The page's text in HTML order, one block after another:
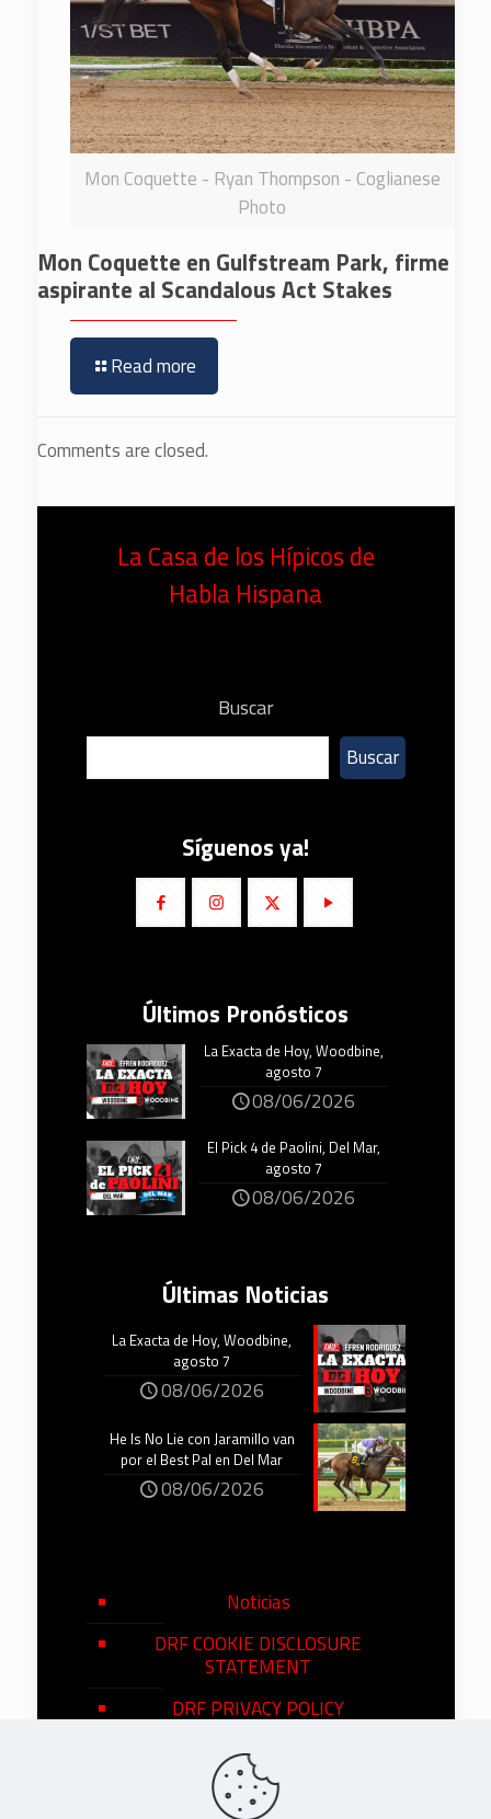
Mon Coquette - Ryan Thompson - Coglianese
Photo
Mon Coquette en Gulfstream Park, firme
aspirante al Scandalous Act Stakes
Read more
Comments are closed.
La Casa de los Hípicos de
Habla Hispana
Buscar
Buscar
Síguenos ya!
Últimos Pronósticos
La Exacta de Hoy, Woodbine,
agosto 7
08/06/2026
El Pick 4 de Paolini, Del Mar,
agosto 7
08/06/2026
Últimas Noticias
La Exacta de Hoy, Woodbine,
agosto 7
08/06/2026
He Is No Lie con Jaramillo van
por el Best Pal en Del Mar
08/06/2026
Noticias
DRF COOKIE DISCLOSURE
STATEMENT
DRF PRIVACY POLICY